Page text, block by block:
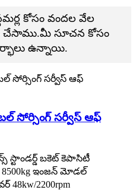
కోసం వందల వేల
చేసాము.మీ సూచన కోసం
ఉన్నాయి.
సోర్సింగ్ సర్వీస్ ఆఫ్
స్టాండర్డ్ బకెట్ కెపాసిటీ
8500kg ఇంజన్ మోడల్
48kw/2200rpm